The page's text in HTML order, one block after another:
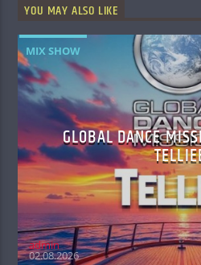
YOU MAY ALSO LIKE
MIX SHOW
GLOBAL DANCE
admin
02.08.2026